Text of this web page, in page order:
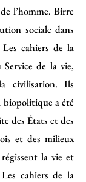
l’homme. Birre
sociale dans
cahiers de la
de la vie,
civilisation. Ils
a été
des États et des
et des milieux
la vie et
cahiers de la